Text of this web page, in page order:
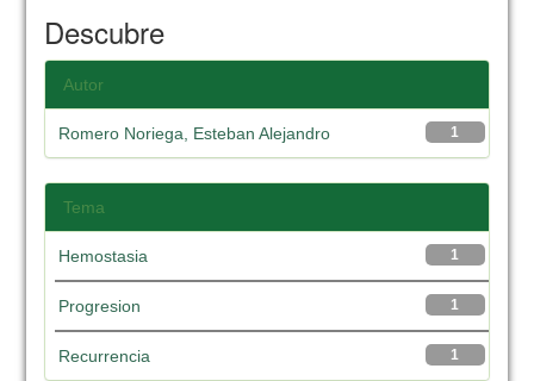
Descubre
Autor
1
Romero Noriega, Esteban Alejandro
Tema
1
Hemostasia
1
Progresion
1
Recurrencia